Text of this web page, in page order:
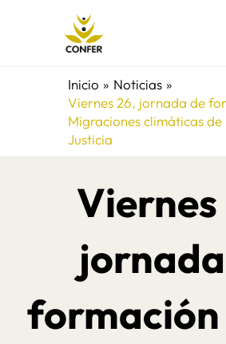
Inicio
Noticias
Viernes 26, jornada de
Migraciones climáticas
Justicia
Viernes
formación